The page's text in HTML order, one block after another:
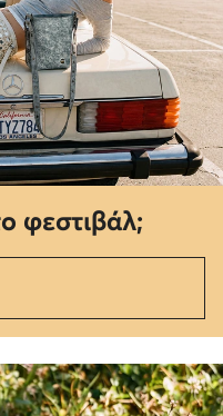
φεστιβάλ;